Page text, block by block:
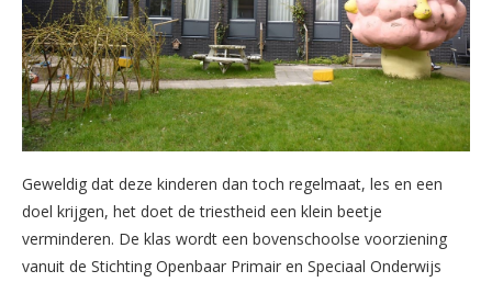
Geweldig dat deze kinderen dan toch regelmaat, les en een
doel krijgen, het doet de triestheid een klein beetje
verminderen. De klas wordt een bovenschoolse voorziening
vanuit de Stichting Openbaar Primair en Speciaal Onderwijs